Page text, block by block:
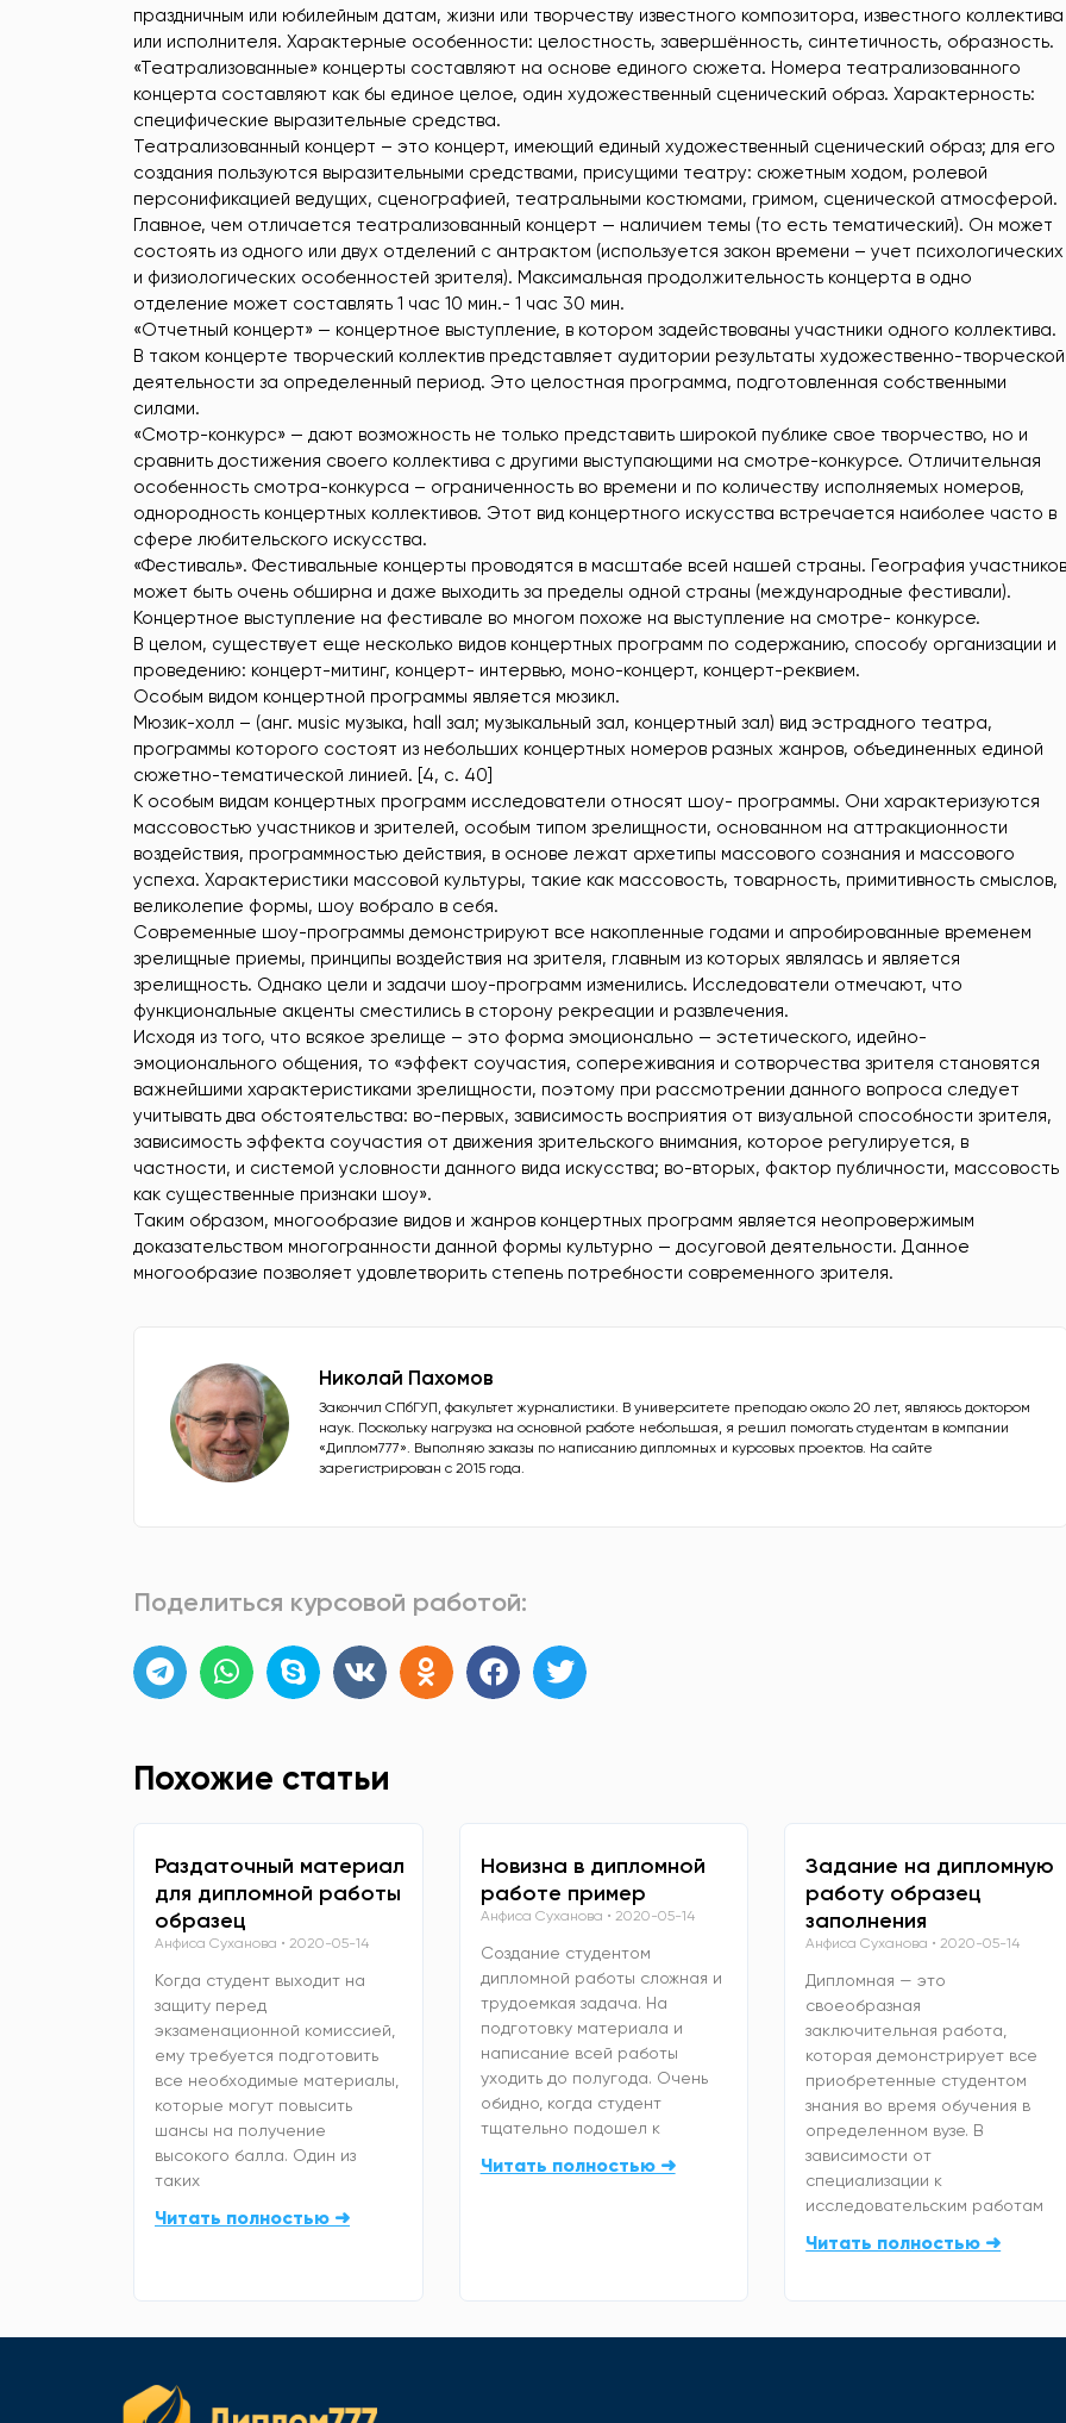
праздничным или юбилейным датам, жизни или творчеству известного композитора, известного коллектива
или исполнителя. Характерные особенности: целостность, завершённость, синтетичность, образность.
«Театрализованные» концерты составляют на основе единого сюжета. Номера театрализованного
концерта составляют как бы единое целое, один художественный сценический образ. Характерность:
специфические выразительные средства.
Театрализованный концерт – это концерт, имеющий единый художественный сценический образ; для его
создания пользуются выразительными средствами, присущими театру: сюжетным ходом, ролевой
персонификацией ведущих, сценографией, театральными костюмами, гримом, сценической атмосферой.
Главное, чем отличается театрализованный концерт — наличием темы (то есть тематический). Он может
состоять из одного или двух отделений с антрактом (используется закон времени – учет психологических
и физиологических особенностей зрителя). Максимальная продолжительность концерта в одно
отделение может составлять 1 час 10 мин.- 1 час 30 мин.
«Отчетный концерт» — концертное выступление, в котором задействованы участники одного коллектива.
В таком концерте творческий коллектив представляет аудитории результаты художественно-творческой
деятельности за определенный период. Это целостная программа, подготовленная собственными
силами.
«Смотр-конкурс» — дают возможность не только представить широкой публике свое творчество, но и
сравнить достижения своего коллектива с другими выступающими на смотре-конкурсе. Отличительная
особенность смотра-конкурса – ограниченность во времени и по количеству исполняемых номеров,
однородность концертных коллективов. Этот вид концертного искусства встречается наиболее часто в
сфере любительского искусства.
«Фестиваль». Фестивальные концерты проводятся в масштабе всей нашей страны. География участников
может быть очень обширна и даже выходить за пределы одной страны (международные фестивали).
Концертное выступление на фестивале во многом похоже на выступление на смотре- конкурсе.
В целом, существует еще несколько видов концертных программ по содержанию, способу организации и
проведению: концерт-митинг, концерт- интервью, моно-концерт, концерт-реквием.
Особым видом концертной программы является мюзикл.
Мюзик-холл – (анг. мusic музыка, hall зал; музыкальный зал, концертный зал) вид эстрадного театра,
программы которого состоят из небольших концертных номеров разных жанров, объединенных единой
сюжетно-тематической линией. [4, c. 40]
К особым видам концертных программ исследователи относят шоу- программы. Они характеризуются
массовостью участников и зрителей, особым типом зрелищности, основанном на аттракционности
воздействия, программностью действия, в основе лежат архетипы массового сознания и массового
успеха. Характеристики массовой культуры, такие как массовость, товарность, примитивность смыслов,
великолепие формы, шоу вобрало в себя.
Современные шоу-программы демонстрируют все накопленные годами и апробированные временем
зрелищные приемы, принципы воздействия на зрителя, главным из которых являлась и является
зрелищность. Однако цели и задачи шоу-программ изменились. Исследователи отмечают, что
функциональные акценты сместились в сторону рекреации и развлечения.
Исходя из того, что всякое зрелище – это форма эмоционально — эстетического, идейно-
эмоционального общения, то «эффект соучастия, сопереживания и сотворчества зрителя становятся
важнейшими характеристиками зрелищности, поэтому при рассмотрении данного вопроса следует
учитывать два обстоятельства: во-первых, зависимость восприятия от визуальной способности зрителя,
зависимость эффекта соучастия от движения зрительского внимания, которое регулируется, в
частности, и системой условности данного вида искусства; во-вторых, фактор публичности, массовость
как существенные признаки шоу».
Таким образом, многообразие видов и жанров концертных программ является неопровержимым
доказательством многогранности данной формы культурно — досуговой деятельности. Данное
многообразие позволяет удовлетворить степень потребности современного зрителя.
Николай Пахомов
Закончил СПбГУП, факультет журналистики. В университете преподаю около 20 лет, являюсь доктором
наук. Поскольку нагрузка на основной работе небольшая, я решил помогать студентам в компании
«Диплом777». Выполняю заказы по написанию дипломных и курсовых проектов. На сайте
зарегистрирован с 2015 года.
Поделиться курсовой работой:
Похожие статьи
Раздаточный материал
для дипломной работы
образец
Анфиса Суханова 2020-05-14
Когда студент выходит на
защиту перед
экзаменационной комиссией,
ему требуется подготовить
все необходимые материалы,
которые могут повысить
шансы на получение
высокого балла. Один из
таких
Читать полностью ➜
Новизна в дипломной
работе пример
Анфиса Суханова 2020-05-14
Создание студентом
дипломной работы сложная и
трудоемкая задача. На
подготовку материала и
написание всей работы
уходить до полугода. Очень
обидно, когда студент
тщательно подошел к
Читать полностью ➜
Задание на дипломную
работу образец
заполнения
Анфиса Суханова 2020-05-14
Дипломная — это
своеобразная
заключительная работа,
которая демонстрирует все
приобретенные студентом
знания во время обучения в
определенном вузе. В
зависимости от
специализации к
исследовательским работам
Читать полностью ➜